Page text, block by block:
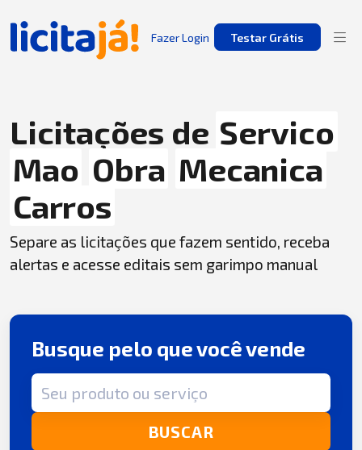
Fazer Login Testar Grátis
Licitações de Servico
Mao Obra Mecanica
Carros
Separe as licitações que fazem sentido, receba
alertas e acesse editais sem garimpo manual
Busque pelo que você vende
Termo de busca
BUSCAR